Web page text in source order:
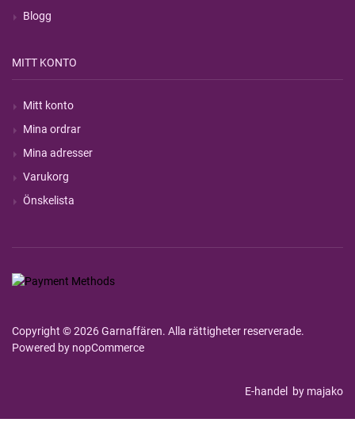
Blogg
MITT KONTO
Mitt konto
Mina ordrar
Mina adresser
Varukorg
Önskelista
Copyright © 2026 Garnaffären. Alla rättigheter reserverade.
Powered by nopCommerce
E-handel by majako